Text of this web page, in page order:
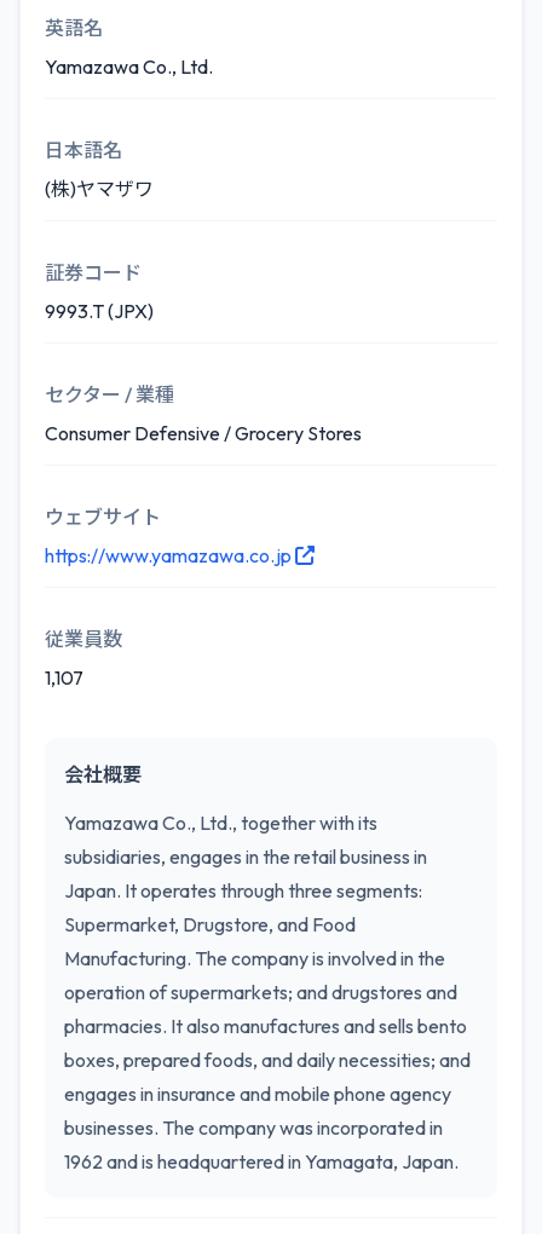
英語名
Yamazawa Co., Ltd.
日本語名
(株)ヤマザワ
証券コード
9993.T (JPX)
セクター / 業種
Consumer Defensive / Grocery Stores
ウェブサイト
https://www.yamazawa.co.jp
従業員数
1,107
会社概要
Yamazawa Co., Ltd., together with its
subsidiaries, engages in the retail business in
Japan. It operates through three segments:
Supermarket, Drugstore, and Food
Manufacturing. The company is involved in the
operation of supermarkets; and drugstores and
pharmacies. It also manufactures and sells bento
boxes, prepared foods, and daily necessities; and
engages in insurance and mobile phone agency
businesses. The company was incorporated in
1962 and is headquartered in Yamagata, Japan.